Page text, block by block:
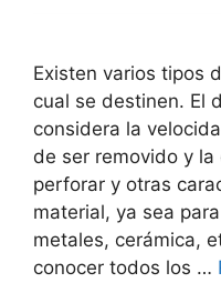
Existen varios tipos
cual se destinen. El
considera la
de ser removido y
perforar y otras
material, ya sea
metales, cerámica,
conocer todos los …